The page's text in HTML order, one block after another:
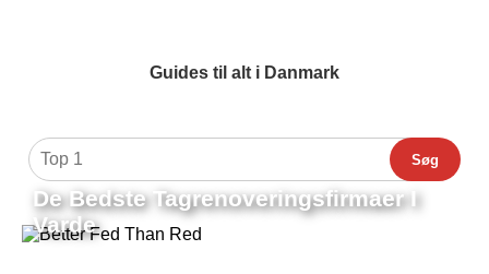
Guides til alt i Danmark
Søg
De Bedste Tagrenoveringsfirmaer I
Varde